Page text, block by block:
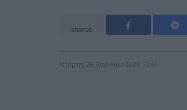
shares
Τετάρτη, 29 Απριλίου 2026, 13:45